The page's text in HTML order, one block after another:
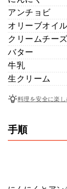
アンチョビ
オリーブオイル
クリームチーズ
バター
牛乳
生クリーム
料理を安全に楽
手順